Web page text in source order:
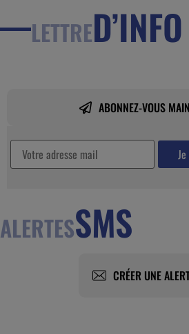
LETTRED’INFO
ABONNEZ-VOUS
ALERTESSMS
CRÉER UNE